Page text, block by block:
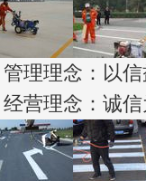
理念：以信
理念：诚信